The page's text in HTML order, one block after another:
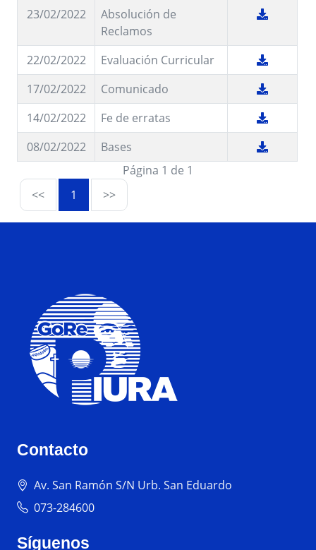
23/02/2022
Absolución de
Reclamos
22/02/2022
Evaluación Curricular
17/02/2022
Comunicado
14/02/2022
Fe de erratas
08/02/2022
Bases
Página 1 de 1
<<
1 >>
Contacto
Av. San Ramón S/N Urb. San Eduardo
073-284600
Síguenos